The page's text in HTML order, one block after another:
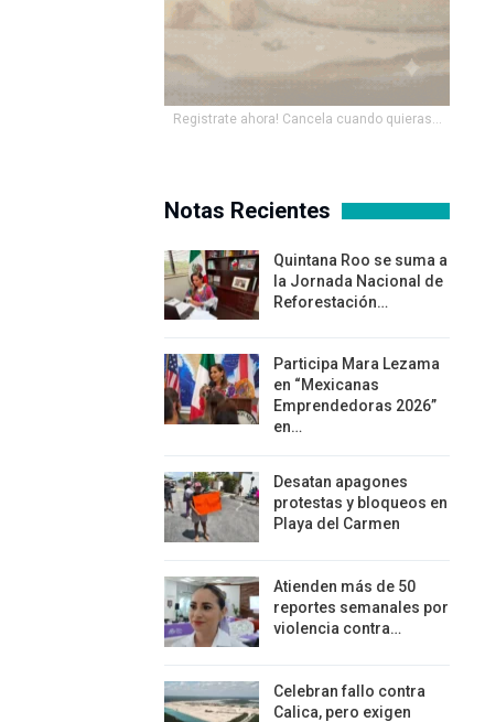
Registrate ahora! Cancela cuando quieras...
Notas Recientes
Quintana Roo se suma a
la Jornada Nacional de
Reforestación…
Participa Mara Lezama
en “Mexicanas
Emprendedoras 2026”
en…
Desatan apagones
protestas y bloqueos en
Playa del Carmen
Atienden más de 50
reportes semanales por
violencia contra…
Celebran fallo contra
Calica, pero exigen